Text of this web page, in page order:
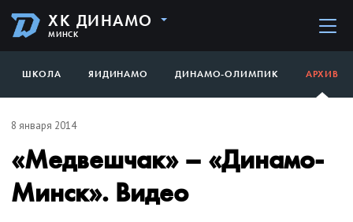
ХК ДИНАМО
МИНСК
ШКОЛА ЯИДИНАМО ДИНАМО-ОЛИМПИК АРХИВ
8 января 2014
«Медвешчак» – «Динамо-
Минск». Видео